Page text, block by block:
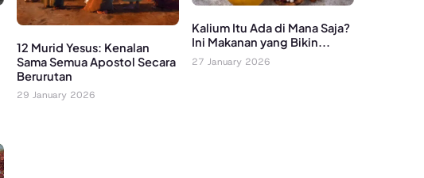
12 Murid Yesus: Kenalan
Sama Semua Apostol Secara
Berurutan
29 January 2026
Kalium Itu Ada di Mana Saja?
Ini Makanan yang Bikin...
27 January 2026